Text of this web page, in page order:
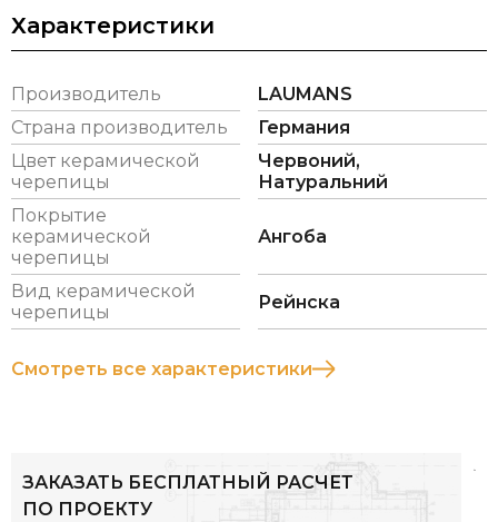
RHEINLAND VARIABEL® является
мелкоформатной черепицей, со средним
продукции Laumans является ее покрытие: ангоб
и глазурь высокого качества с достаточно
плотным нанесением.
LAUMANS это традиции, которые переходят из
поколения в поколение, поэтому черепица с
именем Laumans считается Премиум класс в
Европе, а особенно в Германии!
Глина играла решающую роль в семейной и
корпоративной истории семьи Laumans с
незапамятных времен. С момента основания
многие поколения привели компанию Laumans к
ее современному уровню и качеству.
Характеристики
Производитель
LAUMANS
Страна производитель
Германия
Цвет керамической
черепицы
Червоний,
Натуральний
Покрытие
керамической
черепицы
Ангоба
Вид керамической
черепицы
Рейнска
Смотреть все характеристики
ЗАКАЗАТЬ БЕСПЛАТНЫЙ РАСЧЕТ
ПО ПРОЕКТУ